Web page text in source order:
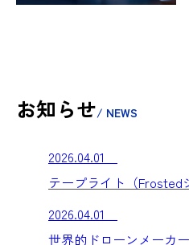
お知らせ/ NEWS
2026.04.01
テープライト（
2026.04.01
世界的ドローンメーカ